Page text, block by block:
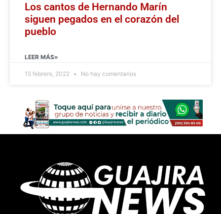
Los cantos de Hernando Marín
siguen pegados en el corazón del
pueblo
LEER MÁS»
15 febrero, 2022 No hay comentarios